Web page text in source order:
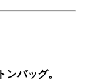
バッグ。